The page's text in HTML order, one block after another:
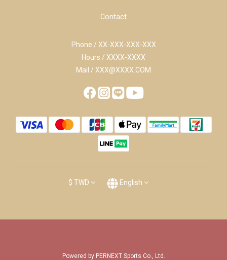
Contact
Phone / XX-XXX-XXX-XXX
Hours / XXXX-XXXX
Mail / XXX@XXXX.COM
$ TWD English
Powered by PERNEXT Sports Co., Ltd.